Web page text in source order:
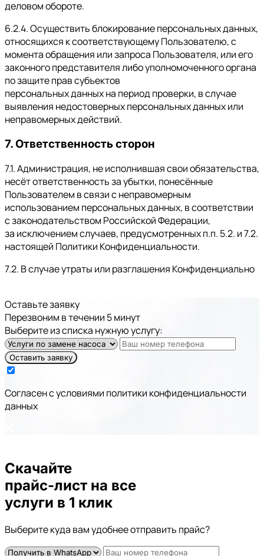
деловом обороте.
6.2.4. Осуществить блокирование персональных данных,
относящихся к соответствующему Пользователю, с
момента обращения или запроса Пользователя, или его
законного представителя либо уполномоченного органа
по защите прав субъектов
персональных данных на период проверки, в случае
выявления недостоверных персональных данных или
неправомерных действий.
7. Ответственность сторон
7.1. Администрация, не исполнившая свои обязательства,
несёт ответственность за убытки, понесённые
Пользователем в связи с неправомерным
использованием персональных данных, в соответствии
с законодательством Российской Федерации,
за исключением случаев, предусмотренных п.п. 5.2. и 7.2.
настоящей Политики Конфиденциальности.
7.2. В случае утраты или разглашения Конфиденциально
Оставьте заявку
Перезвоним в течении 5 минут
Выберите из списка нужную услугу:
Оставить заявку
Cогласен с условиями политики конфиденциальности
данных
Скачайте
прайс-лист на все
услуги в 1 клик
Выберите куда вам удобнее отправить прайс?